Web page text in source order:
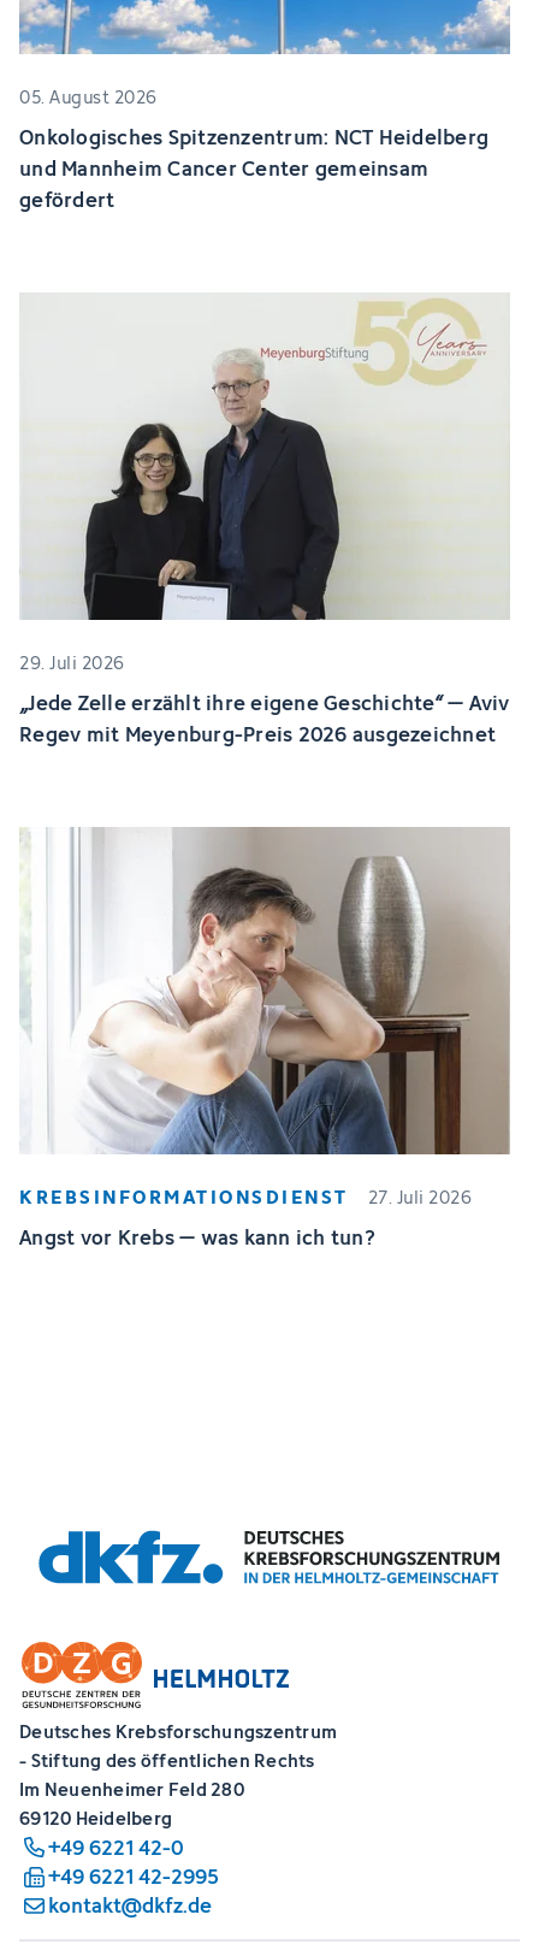
05. August 2026
Onkologisches Spitzenzentrum: NCT Heidelberg
und Mannheim Cancer Center gemeinsam
gefördert
29. Juli 2026
„Jede Zelle erzählt ihre eigene Geschichte“ – Aviv
Regev mit Meyenburg-Preis 2026 ausgezeichnet
KREBSINFORMATIONSDIENST 27. Juli 2026
Angst vor Krebs – was kann ich tun?
Deutsches Krebsforschungszentrum
- Stiftung des öffentlichen Rechts
Im Neuenheimer Feld 280
69120 Heidelberg
+49 6221 42-0
+49 6221 42-2995
kontakt@dkfz.de